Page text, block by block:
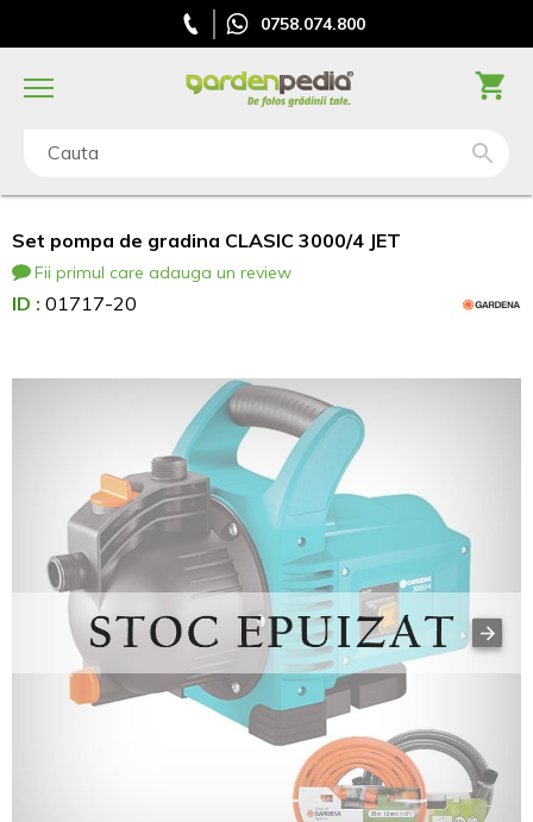
0758.074.800
Cauta
Set pompa de gradina CLASIC 3000/4 JET
Fii primul care adauga un review
ID : 01717-20